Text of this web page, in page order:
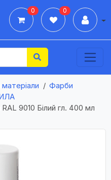
0 0
матеріали
Фарби
9010 Білий гл. 400 мл